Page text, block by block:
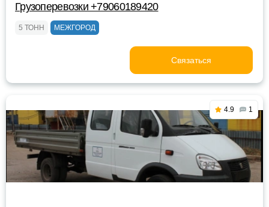
Грузоперевозки +79060189420
5 ТОНН МЕЖГОРОД
Связаться
4.9 1